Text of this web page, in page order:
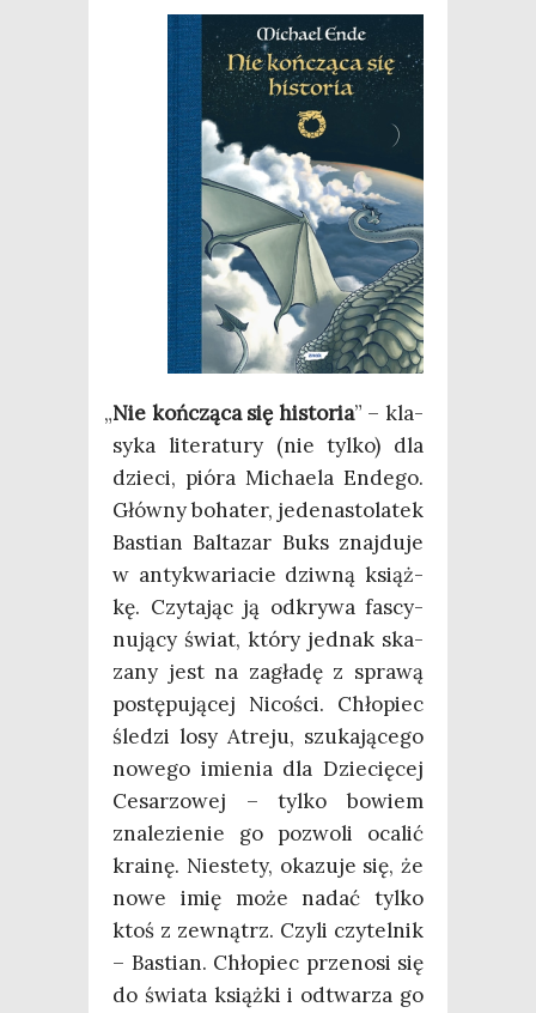
„Nie koń­czą­ca się histo­ria” – kla­
sy­ka lite­ra­tu­ry (nie tyl­ko) dla
dzie­ci, pió­ra Micha­ela Ende­go.
Głów­ny boha­ter, jede­na­sto­la­tek
Bastian Bal­ta­zar Buks znaj­du­je
w anty­kwa­ria­cie dziw­ną książ­
kę. Czy­ta­jąc ją odkry­wa fascy­
nu­ją­cy świat, któ­ry jed­nak ska­
za­ny jest na zagła­dę z spra­wą
postę­pu­ją­cej Nico­ści. Chło­piec
śle­dzi losy Atre­ju, szu­ka­ją­ce­go
nowe­go imie­nia dla Dzie­cię­cej
Cesa­rzo­wej – tyl­ko bowiem
zna­le­zie­nie go pozwo­li oca­lić
kra­inę. Nie­ste­ty, oka­zu­je się, że
nowe imię może nadać tyl­ko
ktoś z zewnątrz. Czy­li czy­tel­nik
– Bastian. Chło­piec prze­no­si się
do świa­ta książ­ki i odtwa­rza go